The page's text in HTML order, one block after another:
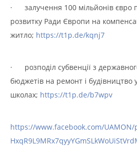
· залучення 100 мільйонів євро
розвитку Ради Європи на
житло; https://t1p.de/kqnj7
· розподіл субвенції з
бюджетів на ремонт і будівництво
школах; https://t1p.de/b7wpv
https://www.facebook.com/